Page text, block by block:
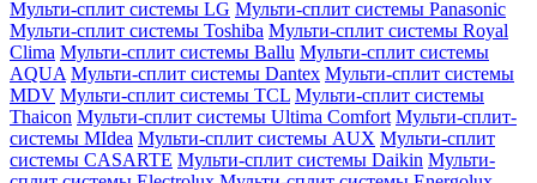
Мульти-сплит системы LG Мульти-сплит системы Panasonic
Мульти-сплит системы Toshiba Мульти-сплит системы Royal
Clima Мульти-сплит системы Ballu Мульти-сплит системы
AQUA Мульти-сплит системы Dantex Мульти-сплит системы
MDV Мульти-сплит системы TCL Мульти-сплит системы
Thaicon Мульти-сплит системы Ultima Comfort Мульти-сплит-
системы MIdea Мульти-сплит системы AUX Мульти-сплит
системы CASARTE Мульти-сплит системы Daikin Мульти-